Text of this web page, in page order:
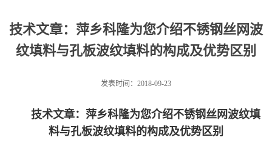
技术文章：萍乡科隆为您介绍不锈钢丝网波
纹填料与孔板波纹填料的构成及优势区别
发表时间：2018-09-23
技术文章：萍乡科隆为您介绍不锈钢丝网波纹填
料与孔板波纹填料的构成及优势区别